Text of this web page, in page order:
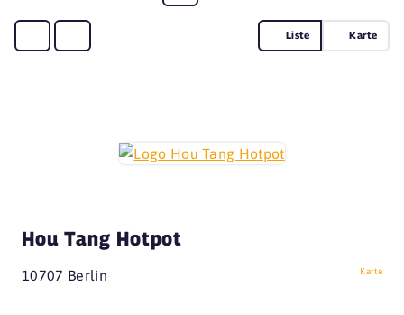
Liste Karte
Hou Tang Hotpot
10707 Berlin Karte